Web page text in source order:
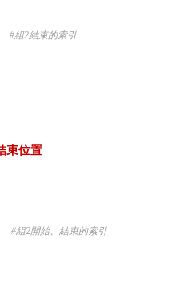
#組2結束的索引
束位置
#組2開始、結束的索引